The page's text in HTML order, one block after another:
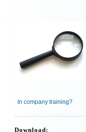
In company training?
Download: